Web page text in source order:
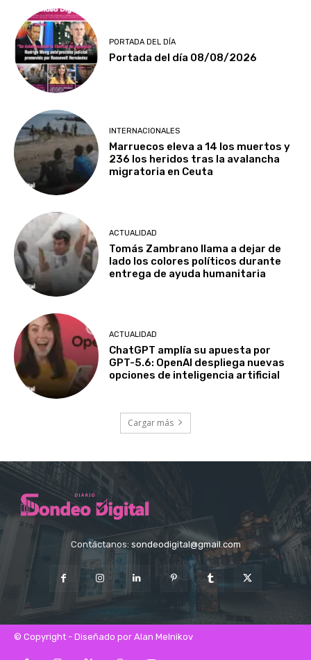
PORTADA DEL DÍA
Portada del día 08/08/2026
INTERNACIONALES
Marruecos eleva a 14 los muertos y
236 los heridos tras la avalancha
migratoria en Ceuta
ACTUALIDAD
Tomás Zambrano llama a dejar de
lado los colores políticos durante
entrega de ayuda humanitaria
ACTUALIDAD
ChatGPT amplía su apuesta por
GPT-5.6: OpenAI despliega nuevas
opciones de inteligencia artificial
Cargar más
Contáctanos: sondeodigital@gmail.com
© Copyright - Diseñado por Alan Melnikov